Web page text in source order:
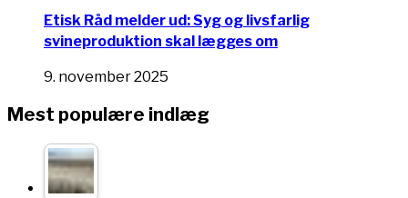
Etisk Råd melder ud: Syg og livsfarlig
svineproduktion skal lægges om
9. november 2025
Mest populære indlæg